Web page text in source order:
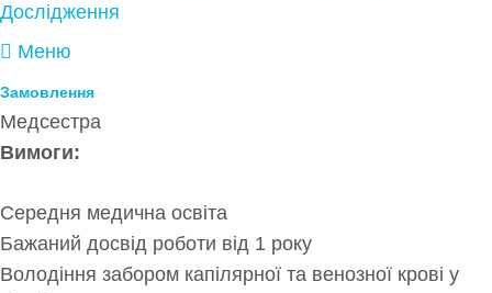
Дослідження
Меню
Замовлення
Медсестра
Вимоги:
Середня медична освіта
Бажаний досвід роботи від 1 року
Володіння забором капілярної та венозної крові у